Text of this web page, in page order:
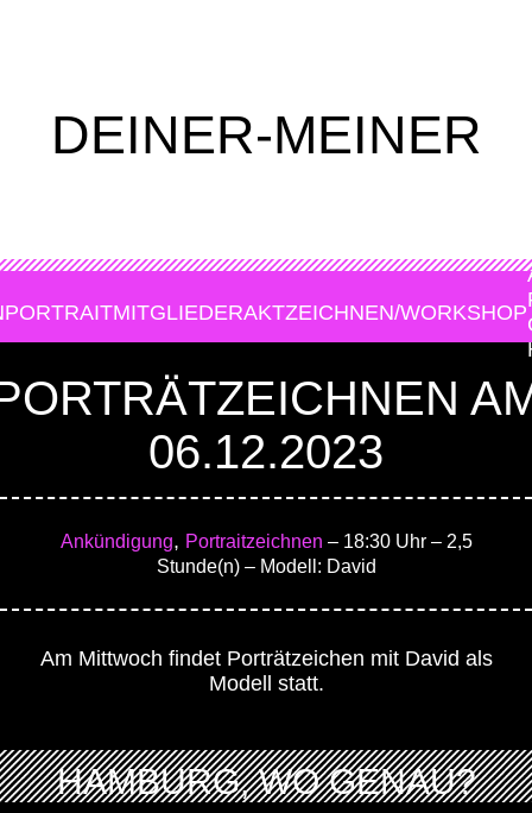
DEINER-MEINER
PORTRAITMITGLIEDERAKTZEICHNEN/WORKSHOP
06.12.2023
Ankündigung, Portraitzeichnen – 18:30 Uhr– 2,5
Stunde(n)– Modell: David
Am Mittwoch findet Porträtzeichen mit David als
Modell statt.
HAMBURG, WO GENAU?